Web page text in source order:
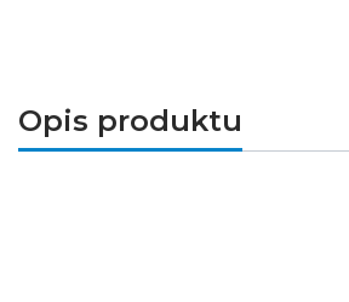
Opis produktu